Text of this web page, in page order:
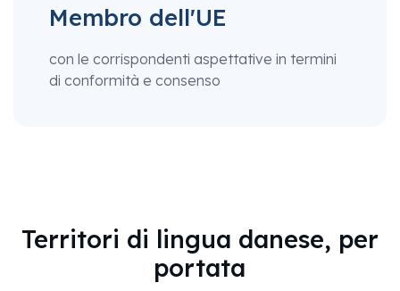
Membro dell'UE
con le corrispondenti aspettative in termini
di conformità e consenso
Territori di lingua danese, per
portata